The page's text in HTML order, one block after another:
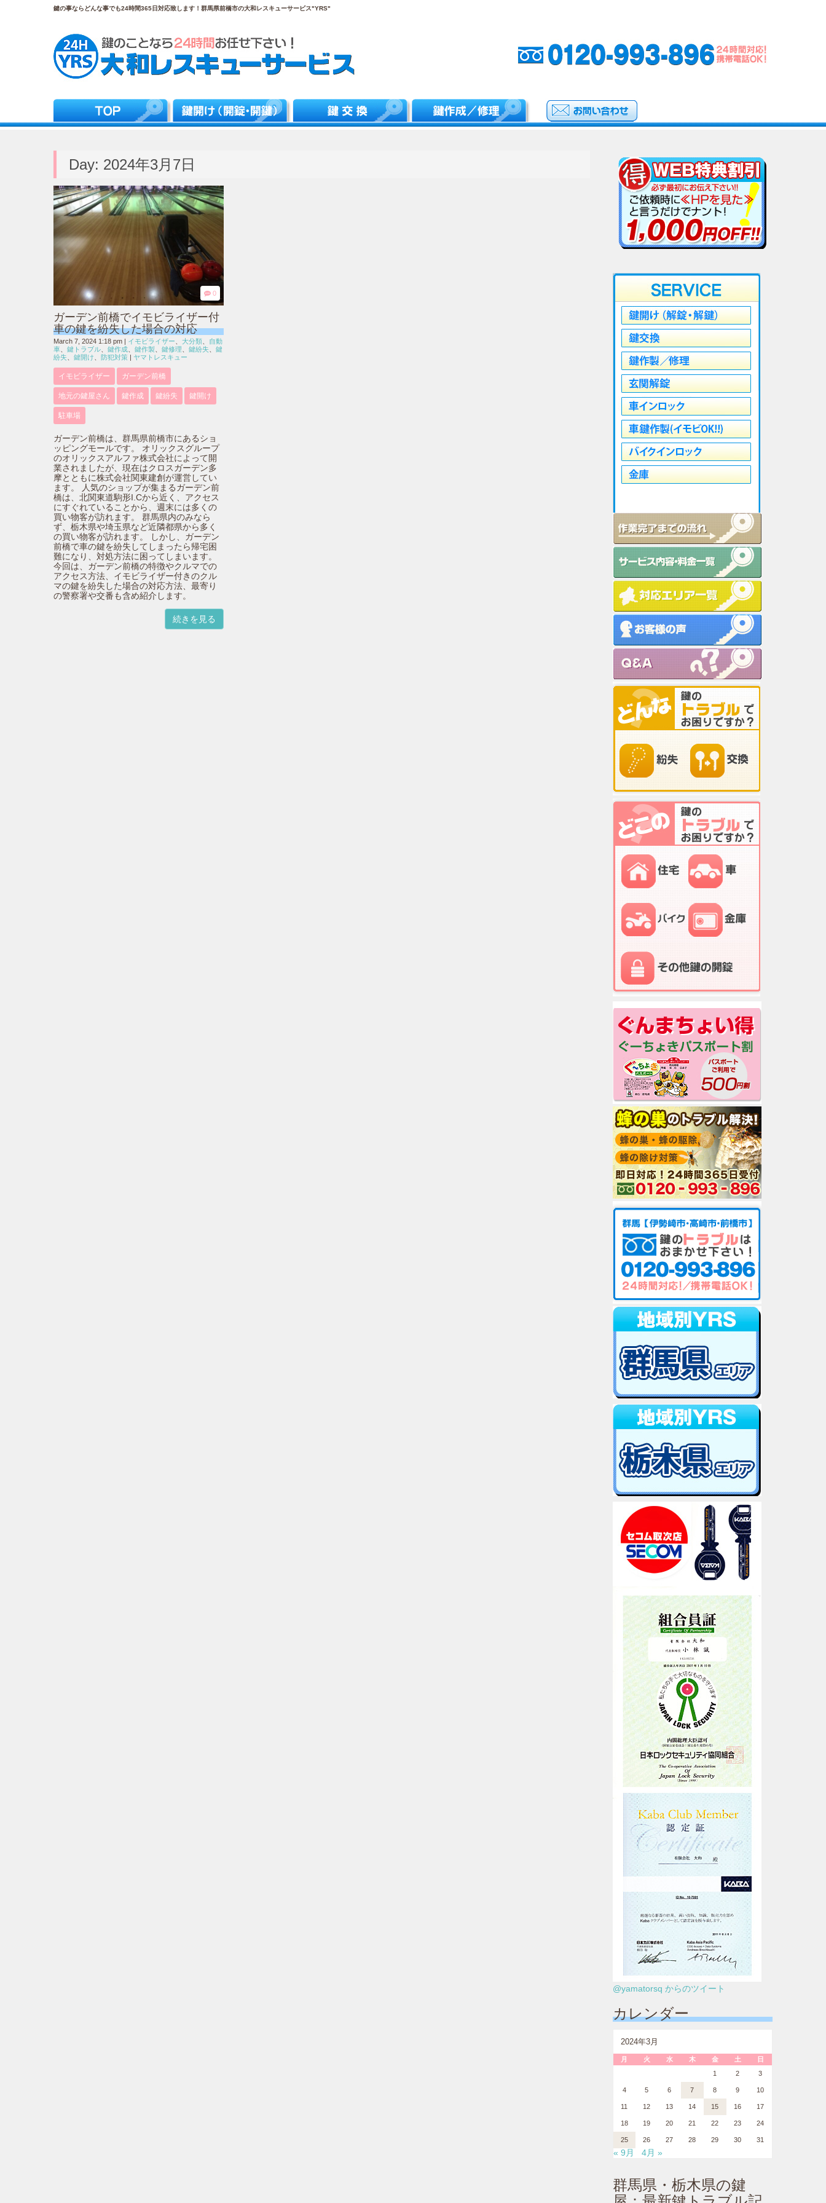
鍵の事ならどんな事でも24時間365日対応致します！群馬県前橋市の大和レスキューサービス"YRS"
Day: 2024年3月7日
0
ガーデン前橋でイモビライザー付
車の鍵を紛失した場合の対応
March 7, 2024 1:18 pm | イモビライザー 大分類
自動
車
鍵トラブル 鍵作成 鍵作製 鍵修理 鍵紛失
鍵
紛失
鍵開け 防犯対策 | ヤマトレスキュー
イモビライザー ガーデン前橋
地元の鍵屋さん 鍵作成 鍵紛失 鍵開け
駐車場
ガーデン前橋は、群馬県前橋市にあるショ
ッピングモールです。 オリックスグループ
のオリックスアルファ株式会社によって開
業されましたが、現在はクロスガーデン多
摩とともに株式会社関東建創が運営してい
ます。 人気のショップが集まるガーデン前
橋は、北関東道駒形I.Cから近く、アクセス
にすぐれていることから、週末には多くの
買い物客が訪れます。 群馬県内のみなら
ず、栃木県や埼玉県など近隣都県から多く
の買い物客が訪れます。 しかし、ガーデン
前橋で車の鍵を紛失してしまったら帰宅困
難になり、対処方法に困ってしまいます。
今回は、ガーデン前橋の特徴やクルマでの
アクセス方法、イモビライザー付きのクル
マの鍵を紛失した場合の対応方法、最寄り
の警察署や交番も含め紹介します。
続きを見る
@yamatorsq からのツイート
カレンダー
2024年3月
月 火 水 木 金 土
日
1
2 3
4 5 6 7 8 9 10
11 12 13 14 15 16 17
18 19 20 21 22 23 24
25 26 27 28 29 30 31
« 9月 4月 »
群馬県・栃木県の鍵